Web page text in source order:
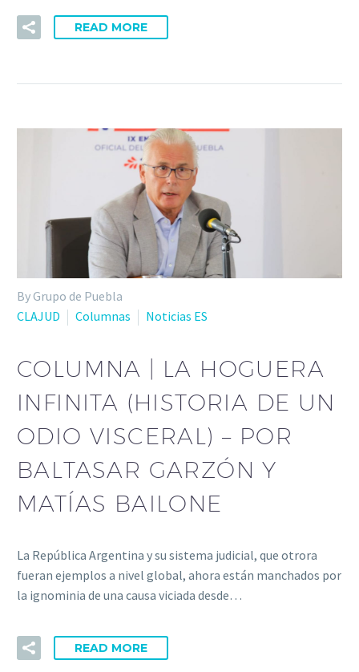
READ MORE
By Grupo de Puebla
CLAJUD
Columnas Noticias ES
COLUMNA | LA HOGUERA
INFINITA (HISTORIA DE UN
ODIO VISCERAL) – POR
BALTASAR GARZÓN Y
MATÍAS BAILONE
La República Argentina y su sistema judicial, que otrora
fueran ejemplos a nivel global, ahora están manchados por
la ignominia de una causa viciada desde…
READ MORE